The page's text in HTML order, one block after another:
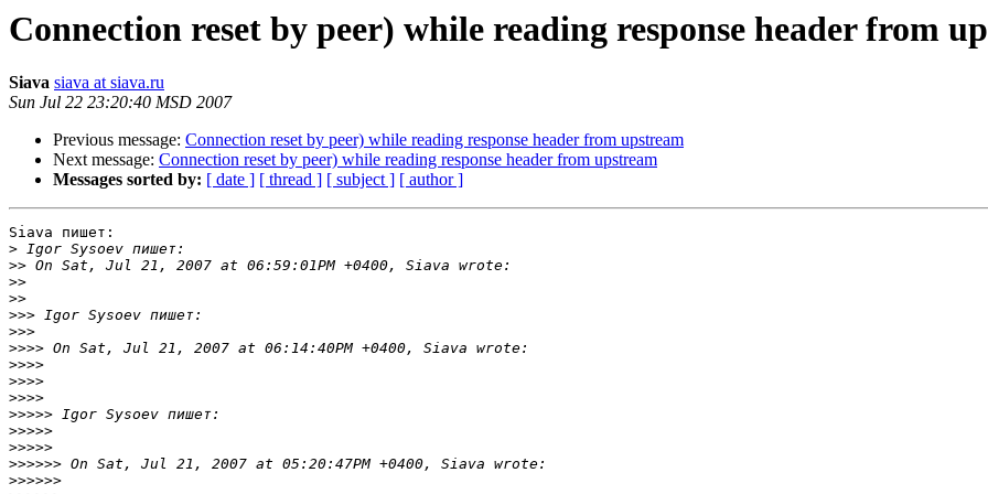
Connection reset by peer) while reading response header from
Siava siava at siava.ru
Sun Jul 22 23:20:40 MSD 2007
Previous message: Connection reset by peer) while reading response header from upstream
Next message: Connection reset by peer) while reading response header from upstream
Messages sorted by: [ date ] [ thread ] [ subject ] [ author ]
Siava пишет:
>
>>
>>
>>
>>>
>>>
>>>>
>>>>
>>>>
>>>>
>>>>>
>>>>>
>>>>>
>>>>>>
>>>>>>